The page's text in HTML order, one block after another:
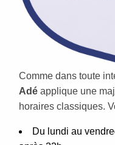
Comme dans toute
Adé applique une
horaires classiques.
Du lundi au